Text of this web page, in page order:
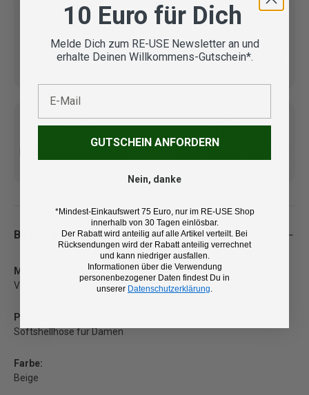
Vom Outdoor Spezialisten
geprüfte Second Hand
Lieferung in 3-5 Werktagen
Beschreibung
Marke:
Vaude
Produkt:
Softshellhose für Damen
Farbe:
Beige
10 Euro für Dich
Melde Dich zum RE-USE Newsletter an und
erhalte Deinen Willkommens-Gutschein*.
GUTSCHEIN ANFORDERN
Nein, danke
*Mindest-Einkaufswert 75 Euro, nur im RE-USE Shop
innerhalb von 30 Tagen einlösbar.
Der Rabatt wird anteilig auf alle Artikel verteilt. Bei
Rücksendungen wird der Rabatt anteilig verrechnet
und kann niedriger ausfallen.
Informationen über die Verwendung
personenbezogener Daten findest Du in
unserer Datenschutzerklärung